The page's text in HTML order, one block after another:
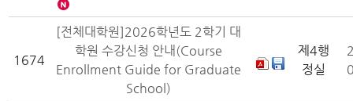
1674
[전체대학원]2026학년도 2학기 대
학원 수강신청 안내(Course
Enrollment Guide for Graduate
School)
제4행
정실